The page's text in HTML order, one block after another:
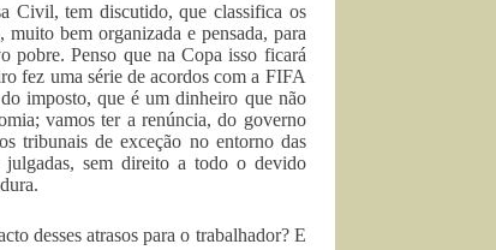
Civil, tem discutido, que classifica os
bem organizada e pensada, para
pobre. Penso que na Copa isso ficará
fez uma série de acordos com a FIFA
imposto, que é um dinheiro que não
vamos ter a renúncia, do governo
tribunais de exceção no entorno das
julgadas, sem direito a todo o devido
desses atrasos para o trabalhador? E